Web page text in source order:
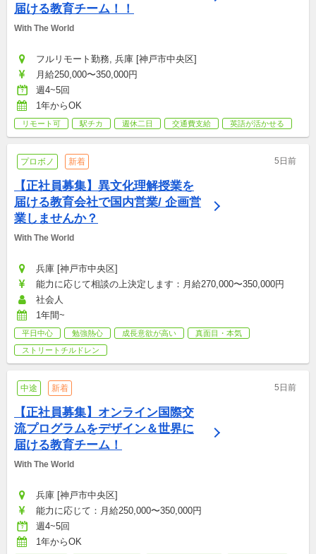
届ける教育チーム！！
With The World
フルリモート勤務, 兵庫 [神戸市中央区]
月給250,000〜350,000円
週4~5回
1年からOK
リモート可 駅チカ 週休二日 交通費支給 英語が活かせる
プロボノ 新着 5日前
【正社員募集】異文化理解授業を
届ける教育会社で国内営業/ 企画営
業しませんか？
With The World
兵庫 [神戸市中央区]
能力に応じて相談の上決定します：月給270,000〜350,000円
社会人
1年間~
平日中心 勉強熱心 成長意欲が高い
真面目・本気
ストリートチルドレン
中途 新着 5日前
【正社員募集】オンライン国際交
流プログラムをデザイン＆世界に
届ける教育チーム！
With The World
兵庫 [神戸市中央区]
能力に応じて：月給250,000〜350,000円
週4~5回
1年からOK